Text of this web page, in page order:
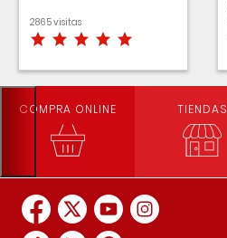
2865 visitas
COMPRA ONLINE TIENDAS